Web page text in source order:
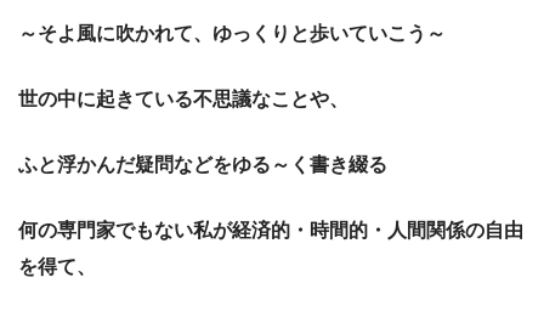
～そよ風に吹かれて、ゆっくりと歩いていこう～
世の中に起きている不思議なことや、
ふと浮かんだ疑問などをゆる～く書き綴る
何の専門家でもない私が経済的・時間的・人間関係の自由
を得て、